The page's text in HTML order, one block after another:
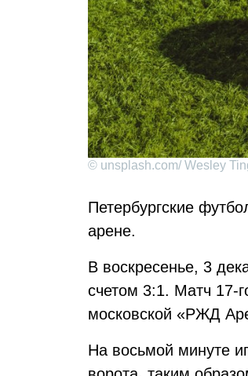
© unsplash.com/ Wesley
Петербургские
арене.
В воскресенье, 3
счетом 3:1. Матч 17-
московской «РЖД
На восьмой минуте